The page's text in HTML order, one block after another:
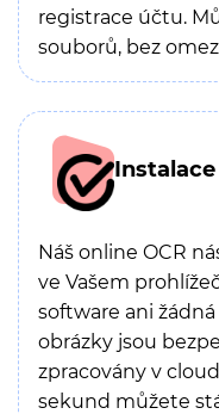
registrace účtu.
souborů, bez
Náš online OCR
ve Vašem
software ani
obrázky jsou
zpracovány v
sekund můžete